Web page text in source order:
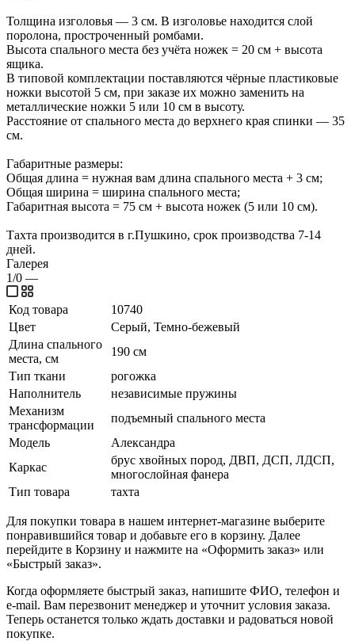
Толщина изголовья — 3 см. В изголовье находится слой
поролона, простроченный ромбами.
Высота спального места без учёта ножек = 20 см + высота
ящика.
В типовой комплектации поставляются чёрные пластиковые
ножки высотой 5 см, при заказе их можно заменить на
металлические ножки 5 или 10 см в высоту.
Расстояние от спального места до верхнего края спинки — 35
см.
Габаритные размеры:
Общая длина = нужная вам длина спального места + 3 см;
Общая ширина = ширина спального места;
Габаритная высота = 75 см + высота ножек (5 или 10 см).
Тахта производится в г.Пушкино, срок производства 7-14
дней.
Галерея
1/0 —
Код товара
10740
Цвет
Серый, Темно-бежевый
Длина спального
места, см
190 см
Тип ткани
рогожка
Наполнитель
независимые пружины
Механизм
трансформации
подъемный спального места
Модель
Александра
Каркас
брус хвойных пород, ДВП, ДСП, ЛДСП,
многослойная фанера
Тип товара
тахта
Для покупки товара в нашем интернет-магазине выберите
понравившийся товар и добавьте его в корзину. Далее
перейдите в Корзину и нажмите на «Оформить заказ» или
«Быстрый заказ».
Когда оформляете быстрый заказ, напишите ФИО, телефон и
e-mail. Вам перезвонит менеджер и уточнит условия заказа.
Теперь останется только ждать доставки и радоваться новой
покупке.